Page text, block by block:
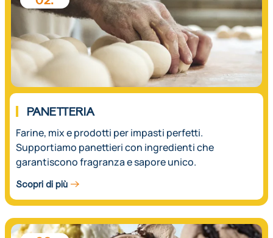
PANETTERIA
Farine, mix e prodotti per impasti perfetti.
Supportiamo panettieri con ingredienti che
garantiscono fragranza e sapore unico.
Scopri di più